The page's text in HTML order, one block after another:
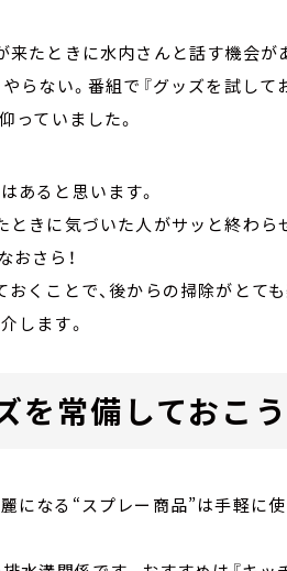
来たときに水内さんと話す機会が
らない。番組で『グッズを試し
っていました。
あると思います。
ときに気づいた人がサッと終わ
おさら！
くことで、後からの掃除がとて
します。
を常備しておこう
になる“スプレー商品”は手軽に